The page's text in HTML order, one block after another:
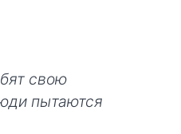
свою
пытаются